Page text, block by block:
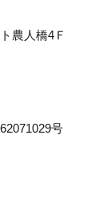
農人橋4Ｆ
号